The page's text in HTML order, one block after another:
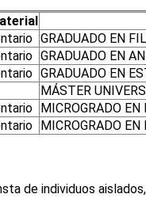
GRADUADO EN
GRADUADO EN
GRADUADO EN
MÁSTER
MICROGRADO
MICROGRADO
de individuos